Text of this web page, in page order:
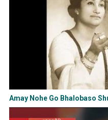
Amay Nohe Go Bhalobaso